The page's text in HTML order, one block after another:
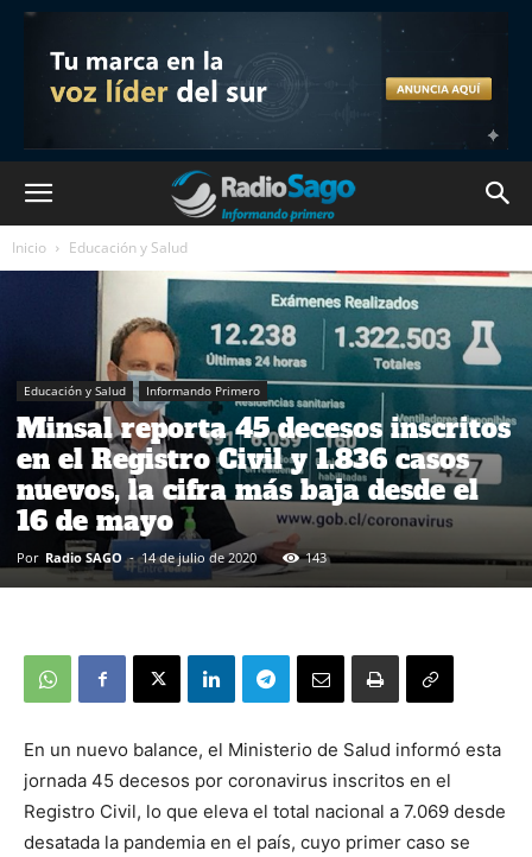
Inicio Educación y Salud
Educación y Salud Informando Primero
Minsal reporta 45 decesos inscritos
en el Registro Civil y 1.836 casos
nuevos, la cifra más baja desde el
16 de mayo
Por Radio SAGO - 14 de julio de 2020 143
En un nuevo balance, el Ministerio de Salud informó esta
jornada 45 decesos por coronavirus inscritos en el
Registro Civil, lo que eleva el total nacional a 7.069 desde
desatada la pandemia en el país, cuyo primer caso se